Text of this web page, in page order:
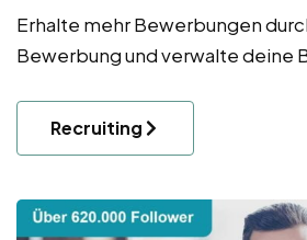
Erhalte mehr Bewerbungen
Bewerbung und verwalte deine
Recruiting